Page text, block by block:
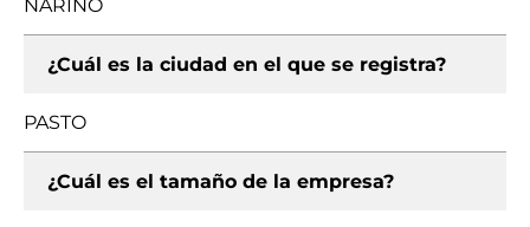
NARIÑO
¿Cuál es la ciudad en el que se registra?
PASTO
¿Cuál es el tamaño de la empresa?